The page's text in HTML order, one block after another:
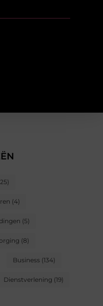
(4)
(5)
(8)
Business (134)
Dienstverlening (19)